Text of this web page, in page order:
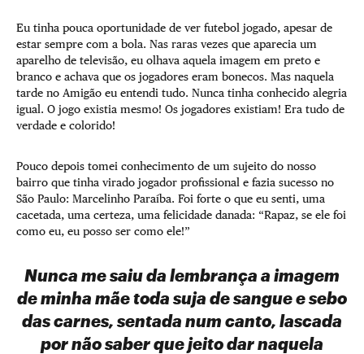
Eu tinha pouca oportunidade de ver futebol jogado, apesar de
estar sempre com a bola. Nas raras vezes que aparecia um
aparelho de televisão, eu olhava aquela imagem em preto e
branco e achava que os jogadores eram bonecos. Mas naquela
tarde no Amigão eu entendi tudo. Nunca tinha conhecido alegria
igual. O jogo existia mesmo! Os jogadores existiam! Era tudo de
verdade e colorido!
Pouco depois tomei conhecimento de um sujeito do nosso
bairro que tinha virado jogador profissional e fazia sucesso no
São Paulo: Marcelinho Paraíba. Foi forte o que eu senti, uma
cacetada, uma certeza, uma felicidade danada: “Rapaz, se ele foi
como eu, eu posso ser como ele!”
Nunca me saiu da lembrança a imagem
de minha mãe toda suja de sangue e sebo
das carnes, sentada num canto, lascada
por não saber que jeito dar naquela